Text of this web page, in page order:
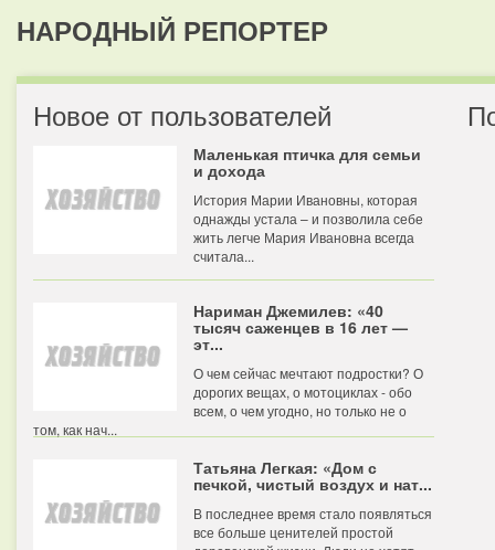
НАРОДНЫЙ РЕПОРТЕР
Новое от пользователей
Маленькая птичка для семьи
и дохода
История Марии Ивановны, которая
однажды устала – и позволила себе
жить легче Мария Ивановна всегда
считала...
Нариман Джемилев: «40
тысяч саженцев в 16 лет —
эт...
О чем сейчас мечтают подростки? О
дорогих вещах, о мотоциклах - обо
всем, о чем угодно, но только не о
том, как нач...
Татьяна Легкая: «Дом с
печкой, чистый воздух и нат...
В последнее время стало появляться
все больше ценителей простой